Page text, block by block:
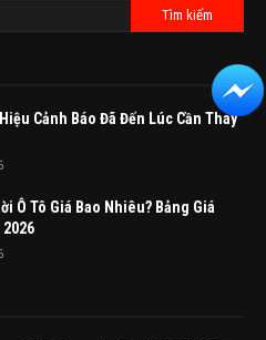
Cảnh Báo Đã Đến Lúc Cần Thay
Ô Tô Giá Bao Nhiêu? Bảng Giá